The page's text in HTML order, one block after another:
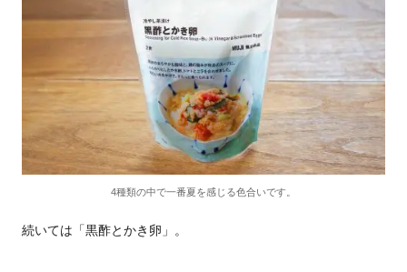
4種類の中で一番夏を感じる色合いです。
続いては「黒酢とかき卵」。